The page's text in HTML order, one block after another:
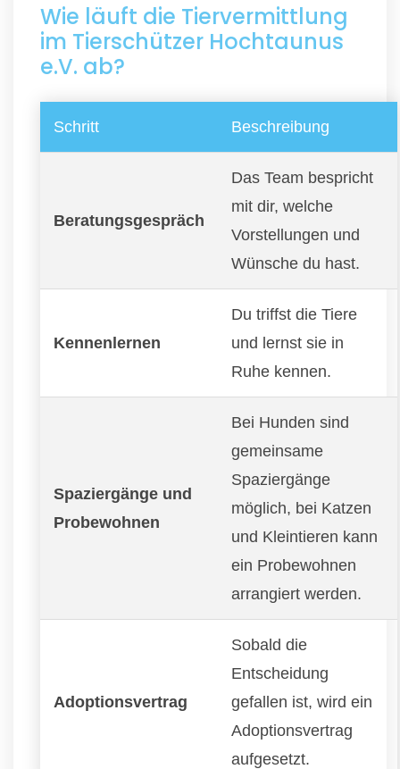
Wie läuft die Tiervermittlung
im Tierschützer Hochtaunus
e.V. ab?
Schritt Beschreibung
Beratungsgespräch
Das Team bespricht
mit dir, welche
Vorstellungen und
Wünsche du hast.
Kennenlernen
Du triffst die Tiere
und lernst sie in
Ruhe kennen.
Spaziergänge und
Probewohnen
Bei Hunden sind
gemeinsame
Spaziergänge
möglich, bei Katzen
und Kleintieren kann
ein Probewohnen
arrangiert werden.
Adoptionsvertrag
Sobald die
Entscheidung
gefallen ist, wird ein
Adoptionsvertrag
aufgesetzt.